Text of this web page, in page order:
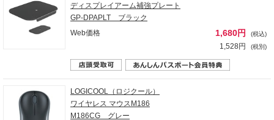
ディスプレイアーム補強プレート
GP-DPAPLT ブラック
Web価格
1,680円 (税込)
1,528円 (税別)
LOGICOOL（ロジクール）
ワイヤレス マウスM186
M186CG グレー